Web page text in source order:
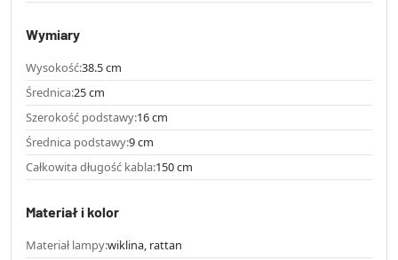
Wymiary
Wysokość:38.5 cm
Średnica:25 cm
Szerokość podstawy:16 cm
Średnica podstawy:9 cm
Całkowita długość kabla:150 cm
Materiał i kolor
Materiał lampy:wiklina, rattan